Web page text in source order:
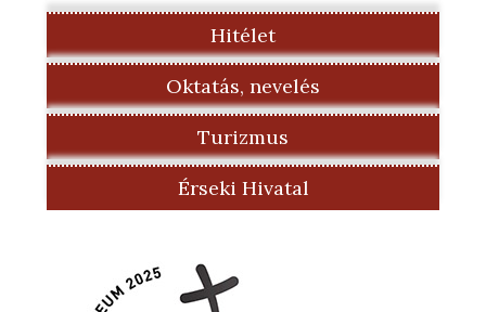
Hitélet
Oktatás, nevelés
Turizmus
Érseki Hivatal